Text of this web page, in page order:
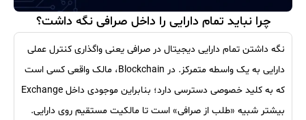
چرا نباید تمام دارایی را داخل صرافی نگه داشت؟
نگه داشتن تمام دارایی دیجیتال در صرافی یعنی واگذاری کنترل عملی
دارایی به یک واسطه متمرکز. در Blockchain، مالک واقعی کسی است
که به کلید خصوصی دسترسی دارد؛ بنابراین موجودی داخل Exchange
بیشتر شبیه «طلب از صرافی» است تا مالکیت مستقیم روی دارایی.